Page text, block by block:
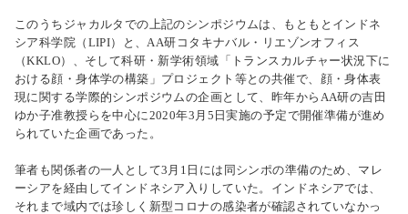
このうちジャカルタでの上記のシンポジウムは、もともとインドネ
シア科学院（LIPI）と、AA研コタキナバル・リエゾンオフィス
（KKLO）、そして科研・新学術領域「トランスカルチャー状況下に
おける顔・身体学の構築」プロジェクト等との共催で、顔・身体表
現に関する学際的シンポジウムの企画として、昨年からAA研の吉田
ゆか子准教授らを中心に2020年3月5日実施の予定で開催準備が進め
られていた企画であった。
筆者も関係者の一人として3月1日には同シンポの準備のため、マレ
ーシアを経由してインドネシア入りしていた。インドネシアでは、
それまで域内では珍しく新型コロナの感染者が確認されていなかっ